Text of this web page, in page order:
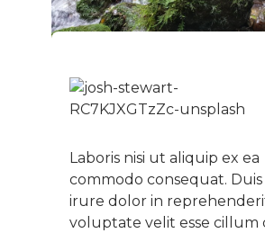
Laboris nisi ut aliquip ex ea
commodo consequat.
irure dolor in
voluptate velit esse cillum